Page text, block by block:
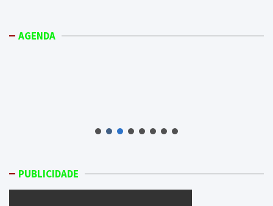
AGENDA
PUBLICIDADE